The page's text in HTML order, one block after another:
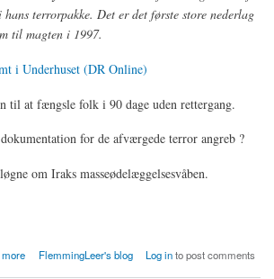
terrorpakke. Det er det første store nederlag
til magten i 1997.
i Underhuset (DR Online)
til at fængsle folk i 90 dage uden rettergang.
for de afværgede terror angreb ?
om Iraks masseødelæggelsesvåben.
morenedstemt i Underhuset
FlemmingLeer's blog Log into post comments